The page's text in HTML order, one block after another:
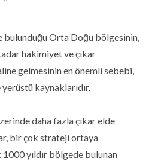
bulunduğu Orta Doğu bölgesinin,
hakimiyet ve çıkar
gelmesinin en önemli sebebi,
kaynaklarıdır.
daha fazla çıkar elde
bir çok strateji ortaya
yıldır bölgede bulunan